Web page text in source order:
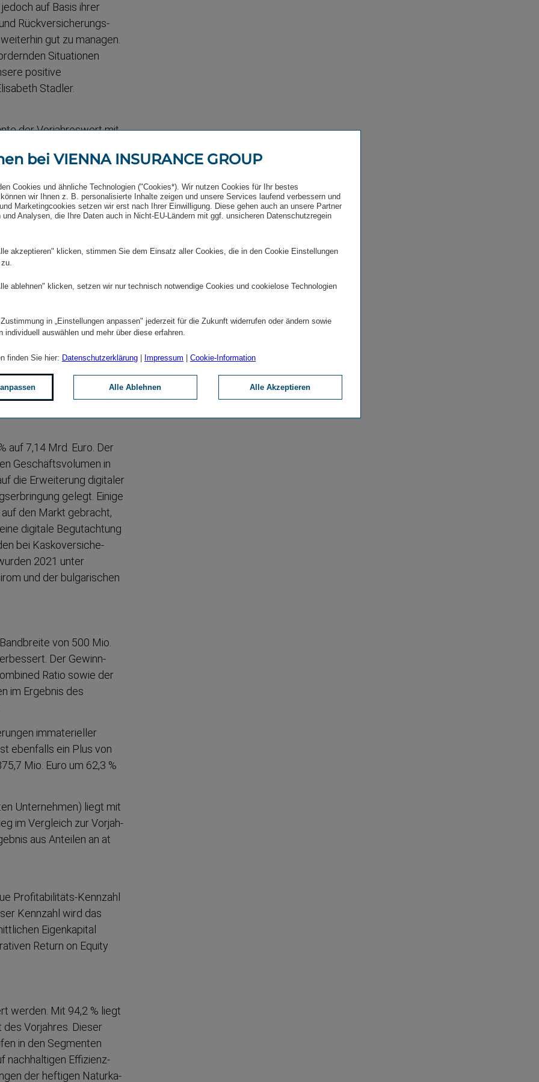
auf Basis ihrer
Rückver­si­che­rungs­
gut zu managen.
Situationen
positive
Stadler.
der Vorjah­reswert mit
wurde damit
konnte die VIG-Gruppe
in der Lebens­ver­si­
die Sparten Sonstige
+7,0 %, Kfz-
Besonders stark sind
Republik (+7,7 %),
gewachsen. Von den
Baltikum (+9,1 %),
%) eine dynamische
% der Konzern­prämien
entfällt mit 5.267
Lebens­ver­si­cherung
​Haftpflichtversicherung
Euro, den Einmal­erlägen
mit 743
auf 7,14 Mrd. Euro. Der
Geschäfts­volumen in
die Erweiterung digitaler
gelegt. Einige
den Markt gebracht,
digitale Begutachtung
bei Kaskover­si­che­
2021 unter
und der bulgarischen
von 500 Mio.
Der Gewinn­
Ratio sowie der
im Ergebnis des
immate­rieller
ebenfalls ein Plus von
Mio. Euro um 62,3 %
Unternehmen) liegt mit
im Vergleich zur Vorjah­
aus Anteilen an at
Profitabilitäts-​Kennzahl
Kennzahl wird das
Eigenkapital
Return on Equity
werden. Mit 94,2 % liegt
Vorjahres. Dieser
in den Segmenten
nachhaltigen Effizi­enz­
der heftigen Naturka­
bei VIENNA INSURANCE GROUP
Cookies und ähnliche Technologien ("Cookies*). Wir nutzen Cookies für Ihr bestes
wir Ihnen z. B. personalisierte Inhalte zeigen und unsere Services laufend verbessern und
Marketingcookies setzen wir erst nach Ihrer Einwilligung. Diese gehen auch an unsere Partner
und Analysen, die Ihre Daten auch in Nicht-EU-Ländern mit ggf. unsicheren Datenschutzregein
akzeptieren" klicken, stimmen Sie dem Einsatz aller Cookies, die in den Cookie Einstellungen
ablehnen" klicken, setzen wir nur technisch notwendige Cookies und cookielose Technologien
in „Einstellungen anpassen" jederzeit für die Zukunft widerrufen oder ändern sowie
individuell auswählen und mehr über diese erfahren.
finden Sie hier: Datenschutzerklärung | Impressum | Cookie-Information
Alle Ablehnen Alle Akzeptieren